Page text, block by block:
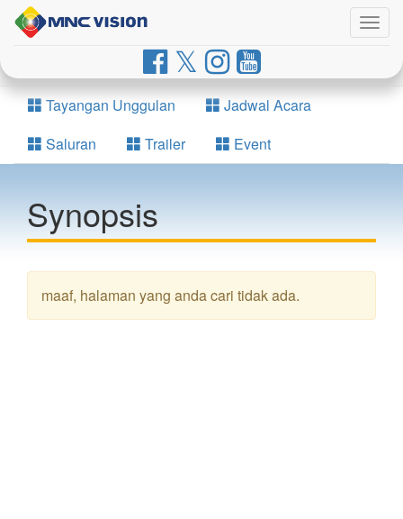
Tayangan Unggulan
Jadwal Acara
Saluran
Trailer Event
Synopsis
maaf, halaman yang anda cari tidak ada.